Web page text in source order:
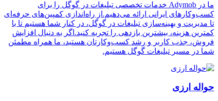
ما در Adymob خدمات تخصصی تبلیغات در گوگل را برای
کسب‌وکارهای ایرانی ارائه می‌دهیم.از راه‌اندازی کمپین‌های حرفه‌ای
تا مدیریت و بهینه‌سازی تبلیغات در گوگل، در کنار شما هستیم تا با
کمترین هزینه، بیشترین بازدهی را تجربه کنید.اگر به دنبال افزایش
فروش، جذب کاربر و رشد کسب‌وکارتان هستید، ما همراه مطمئن
شما در مسیر تبلیغات گوگل هستیم.
حواله ارزی